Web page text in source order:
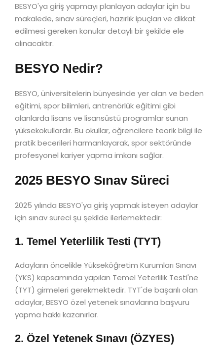
BESYO'ya giriş yapmayı planlayan adaylar için bu
makalede, sınav süreçleri, hazırlık ipuçları ve dikkat
edilmesi gereken konular detaylı bir şekilde ele
alınacaktır.
BESYO Nedir?
BESYO, üniversitelerin bünyesinde yer alan ve beden
eğitimi, spor bilimleri, antrenörlük eğitimi gibi
alanlarda lisans ve lisansüstü programlar sunan
yüksekokullardır. Bu okullar, öğrencilere teorik bilgi ile
pratik becerileri harmanlayarak, spor sektöründe
profesyonel kariyer yapma imkanı sağlar.
2025 BESYO Sınav Süreci
2025 yılında BESYO'ya giriş yapmak isteyen adaylar
için sınav süreci şu şekilde ilerlemektedir:
1. Temel Yeterlilik Testi (TYT)
Adayların öncelikle Yükseköğretim Kurumları Sınavı
(YKS) kapsamında yapılan Temel Yeterlilik Testi'ne
(TYT) girmeleri gerekmektedir. TYT'de başarılı olan
adaylar, BESYO özel yetenek sınavlarına başvuru
yapma hakkı kazanırlar.
2. Özel Yetenek Sınavı (ÖZYES)